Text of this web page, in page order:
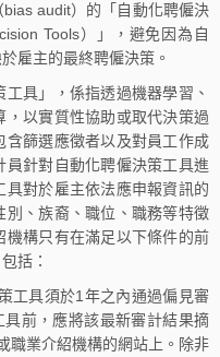
audit）的「自動化聘僱決
Tools）」，避免因為自
雇主的最終聘僱決策。
具」，係指透過機器學習、
以實質性協助或取代決策過
篩選應徵者以及對員工作成
針對自動化聘僱決策工具進
對於雇主依法應申報資訊的
別、族裔、職位、職務等特徵
構只有在滿足以下條件的前
括：
工具須於1年之內通過偏見審
前，應將該最新審計結果摘
職業介紹機構的網站上。除非